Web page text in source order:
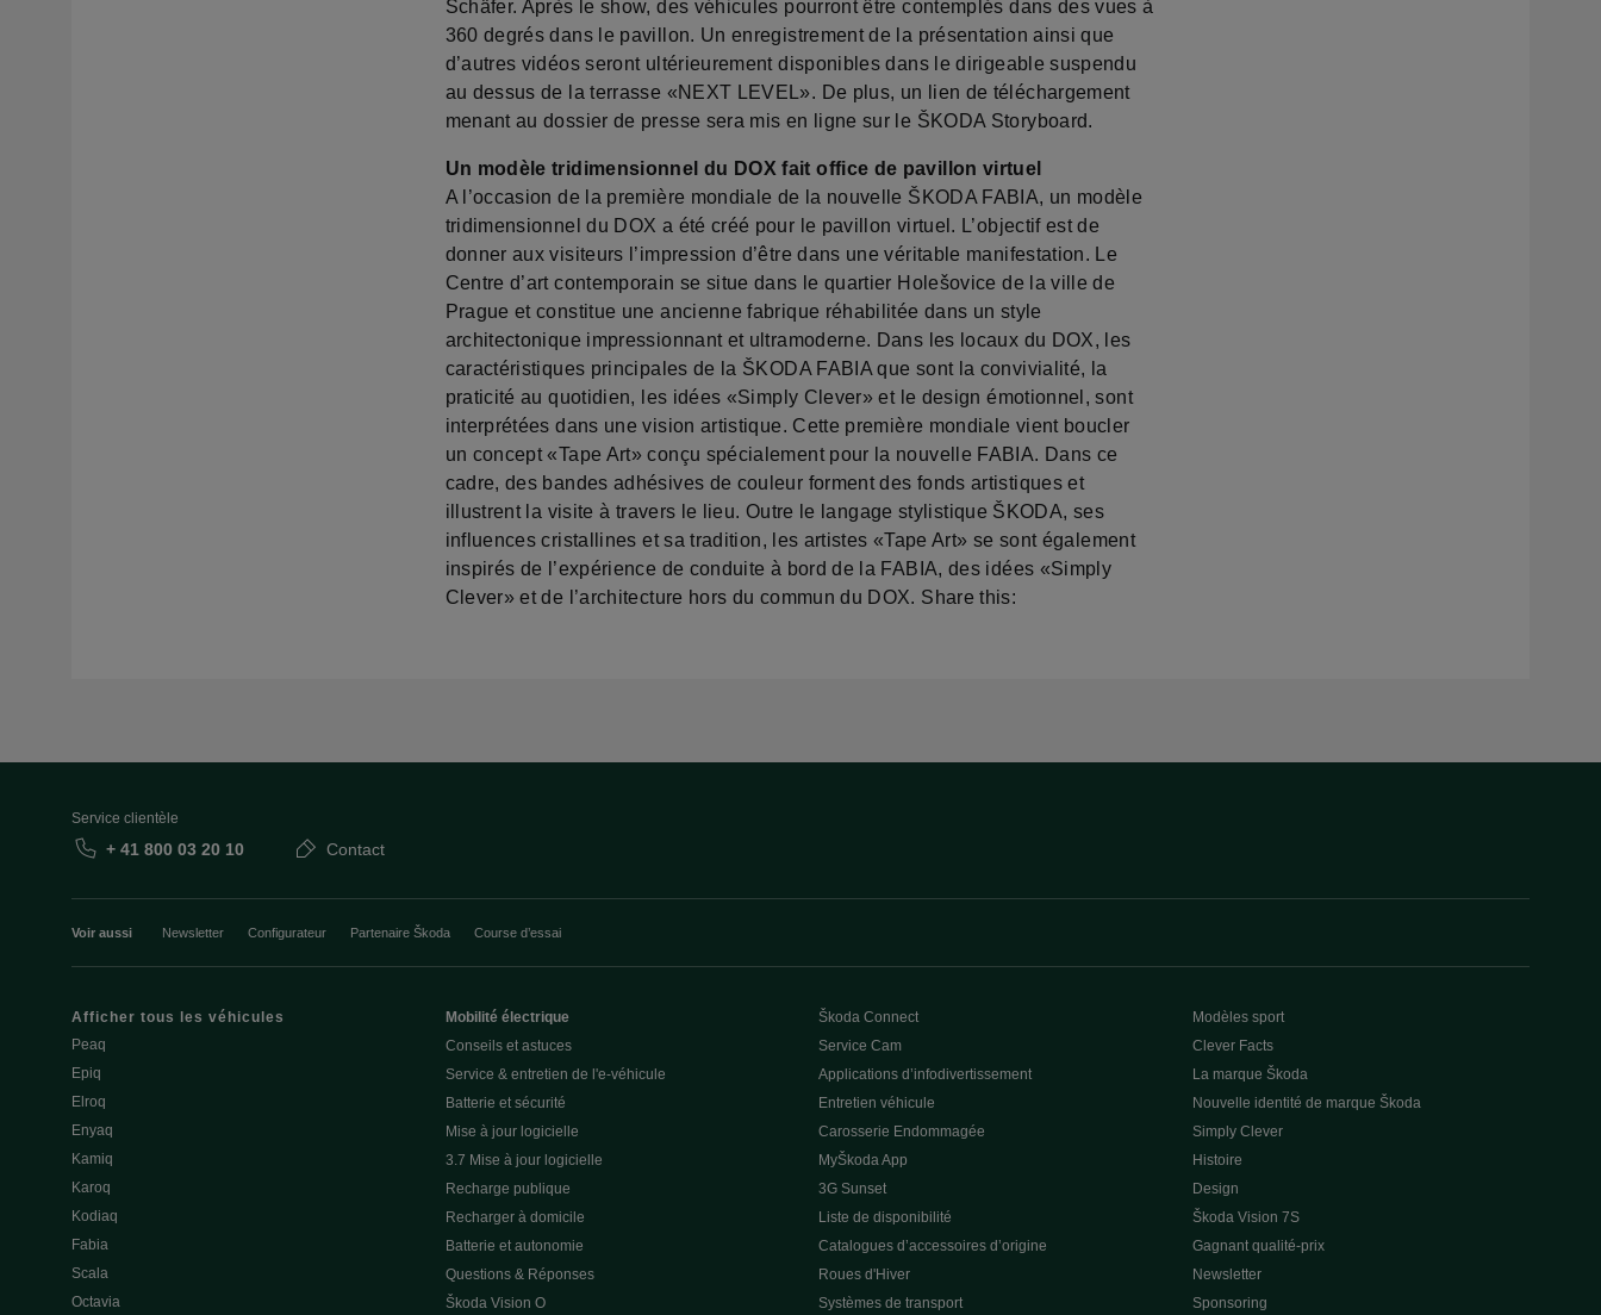
Schäfer. Après le show, des véhicules pourront être contemplés dans des vues à
360 degrés dans le pavillon. Un enregistrement de la présentation ainsi que
d’autres vidéos seront ultérieurement disponibles dans le dirigeable suspendu
au dessus de la terrasse «NEXT LEVEL». De plus, un lien de téléchargement
menant au dossier de presse sera mis en ligne sur le ŠKODA Storyboard.
Un modèle tridimensionnel du DOX fait office de pavillon virtuel
A l’occasion de la première mondiale de la nouvelle ŠKODA FABIA, un modèle
tridimensionnel du DOX a été créé pour le pavillon virtuel. L’objectif est de
donner aux visiteurs l’impression d’être dans une véritable manifestation. Le
Centre d’art contemporain se situe dans le quartier Holešovice de la ville de
Prague et constitue une ancienne fabrique réhabilitée dans un style
architectonique impressionnant et ultramoderne. Dans les locaux du DOX, les
caractéristiques principales de la ŠKODA FABIA que sont la convivialité, la
praticité au quotidien, les idées «Simply Clever» et le design émotionnel, sont
interprétées dans une vision artistique. Cette première mondiale vient boucler
un concept «Tape Art» conçu spécialement pour la nouvelle FABIA. Dans ce
cadre, des bandes adhésives de couleur forment des fonds artistiques et
illustrent la visite à travers le lieu. Outre le langage stylistique ŠKODA, ses
influences cristallines et sa tradition, les artistes «Tape Art» se sont également
inspirés de l’expérience de conduite à bord de la FABIA, des idées «Simply
Clever» et de l’architecture hors du commun du DOX. Share this:
Service clientèle
+ 41 800 03 20 10 Contact
Voir aussi Newsletter Configurateur Partenaire Škoda Course d’essai
Afficher tous les véhicules
Peaq
Epiq
Elroq
Enyaq
Kamiq
Karoq
Kodiaq
Fabia
Scala
Octavia
Mobilité électrique
Conseils et astuces
Service & entretien de l'e-véhicule
Batterie et sécurité
Mise à jour logicielle
3.7 Mise à jour logicielle
Recharge publique
Recharger à domicile
Batterie et autonomie
Questions & Réponses
Škoda Vision O
Škoda Connect
Service Cam
Applications d’infodivertissement
Entretien véhicule
Carosserie Endommagée
MyŠkoda App
3G Sunset
Liste de disponibilité
Catalogues d’accessoires d’origine
Roues d'Hiver
Systèmes de transport
Modèles sport
Clever Facts
La marque Škoda
Nouvelle identité de marque Škoda
Simply Clever
Histoire
Design
Škoda Vision 7S
Gagnant qualité-prix
Newsletter
Sponsoring